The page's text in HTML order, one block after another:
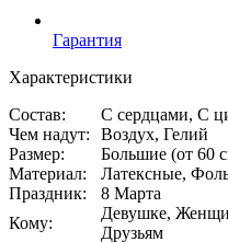
Гарантия
Характеристики
Состав:
С сердцами, С
Чем надут:
Воздух, Гелий
Размер:
Большие (от 60
Материал:
Латексные,
Праздник:
8 Марта
Кому:
Девушке,
Друзьям